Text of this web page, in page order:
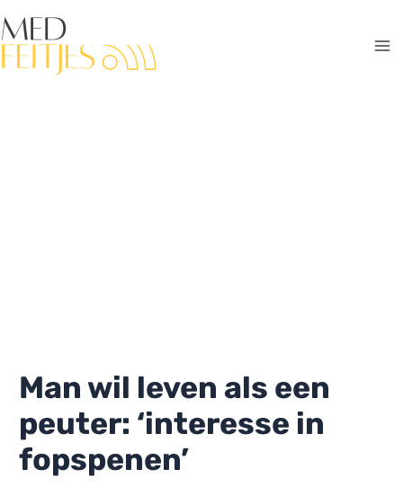
naar
de
Man wil leven als een
peuter: ‘interesse in
fopspenen’